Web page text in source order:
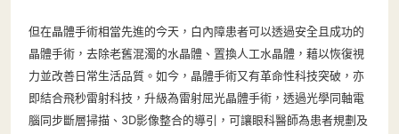
但在晶體手術相當先進的今天，白內障患者可以透過安全且成功的
晶體手術，去除老舊混濁的水晶體、置換人工水晶體，藉以恢復視
力並改善日常生活品質。如今，晶體手術又有革命性科技突破，亦
即結合飛秒雷射科技，升級為雷射屈光晶體手術，透過光學同軸電
腦同步斷層掃描、3D影像整合的導引，可讓眼科醫師為患者規劃及